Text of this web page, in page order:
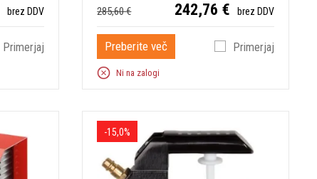
brez DDV
Primerjaj
285,60 € 242,76 € brez DDV
Preberite več Primerjaj
Ni na zalogi
-15,0%